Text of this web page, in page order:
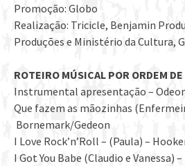
Promoção: Globo
Realização: Tricicle, Benjamin
Produções e Ministério da Cultura,
ROTEIRO MÚSICAL POR ORDEM
Instrumental apresentação –
Que fazem as mãozinhas
Bornemark/Gedeon
I Love Rock’n’Roll – (Paula) –
I Got You Babe (Claudio e Vanessa)